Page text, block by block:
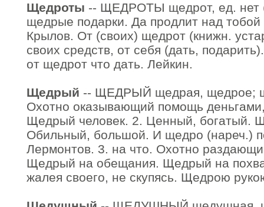
Щедроты -- ЩЕДРОТЫ щедрот, ед. нет
щедрые подарки. Да продлит над
Крылов. От (своих) щедрот (книжн.
своих средств, от себя (дать,
от щедрот что дать. Лейкин.
Щедрый -- ЩЕДРЫЙ щедрая, щедрое;
Охотно оказывающий помощь
Щедрый человек. 2. Ценный, богатый.
Обильный, большой. И щедро (нареч.)
Лермонтов. 3. на что. Охотно
Щедрый на обещания. Щедрый на
жалея своего, не скупясь. Щедрою